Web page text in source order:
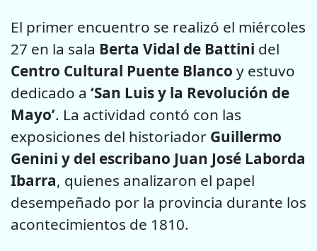
El primer encuentro se realizó el miércoles
27 en la sala Berta Vidal de Battini del
Centro Cultural Puente Blanco y estuvo
dedicado a ‘San Luis y la Revolución de
Mayo’. La actividad contó con las
exposiciones del historiador Guillermo
Genini y del escribano Juan José Laborda
Ibarra, quienes analizaron el papel
desempeñado por la provincia durante los
acontecimientos de 1810.